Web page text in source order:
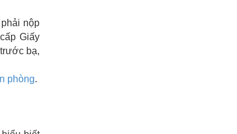
nộp
Giấy
bạ,
phòng.